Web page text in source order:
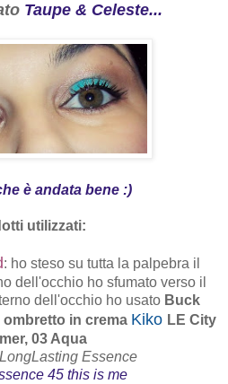
Taupe & Celeste...
è andata bene :)
utilizzati:
: ho steso su tutta la palpebra il
dell'occhio ho sfumato verso il
dell'occhio ho usato Buck
ombretto in crema Kiko LE City
03 Aqua
Essence
45 this is me